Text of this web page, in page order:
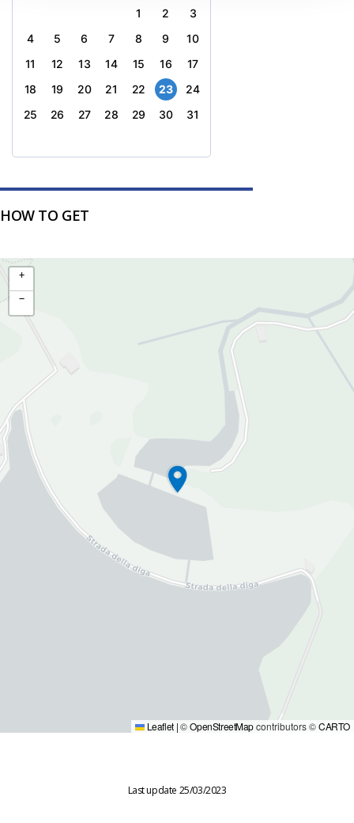
1
2
3
4
5 6 7 8 9
10
11
12 13 14 15 16
17
18
19 20 21 22 23
24
25
26 27 28 29 30 31
HOW TO GET
+
−
Leaflet |©OpenStreetMapcontributors ©CARTO
Last update 25/03/2023